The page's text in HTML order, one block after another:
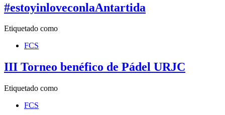
#estoyinloveconlaAntartida
Etiquetado como
FCS
III Torneo benéfico de Pádel URJC
Etiquetado como
FCS